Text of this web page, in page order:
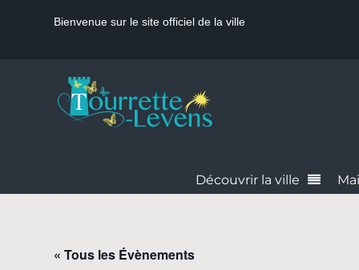
Bienvenue sur le site officiel de la ville
Découvrir la ville
« Tous les Évènements